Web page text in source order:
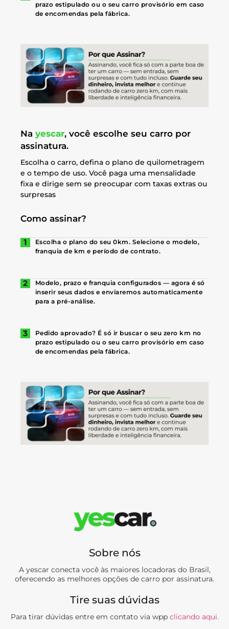
prazo estipulado ou o seu carro provisório em caso
de encomendas pela fábrica.
Na yescar, você escolhe seu carro por
assinatura.
Escolha o carro, defina o plano de quilometragem
e o tempo de uso. Você paga uma mensalidade
fixa e dirige sem se preocupar com taxas extras ou
surpresas
Como assinar?
Escolha o plano do seu 0km. Selecione o modelo,
franquia de km e período de contrato.
Modelo, prazo e franquia configurados — agora é só
inserir seus dados e enviaremos automaticamente
para a pré-análise.
Pedido aprovado? É só ir buscar o seu zero km no
prazo estipulado ou o seu carro provisório em caso
de encomendas pela fábrica.
Sobre nós
A yescar conecta você às maiores locadoras do Brasil,
oferecendo as melhores opções de carro por assinatura.
Tire suas dúvidas
Para tirar dúvidas entre em contato via wpp clicando aqui.